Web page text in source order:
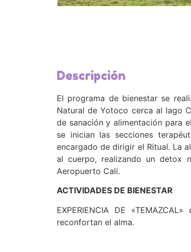
Descripción
El programa de bienestar se
Natural de Yotoco cerca al lago
de sanación y alimentación para
se inician las secciones
encargado de dirigir el Ritual. La
al cuerpo, realizando un detox
Aeropuerto Cali.
ACTIVIDADES DE BIENESTAR
EXPERIENCIA DE
reconfortan el alma.